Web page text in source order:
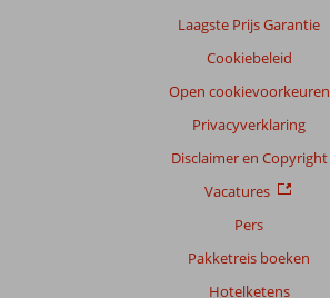
Laagste Prijs Garantie
Cookiebeleid
Open cookievoorkeuren
Privacyverklaring
Disclaimer en Copyright
Vacatures
Pers
Pakketreis boeken
Hotelketens